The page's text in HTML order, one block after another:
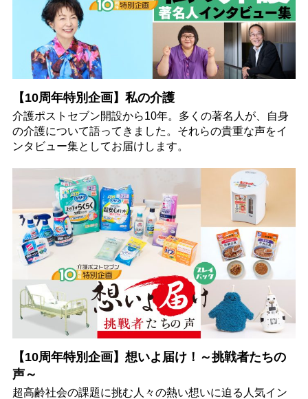
【10周年特別企画】私の介護
介護ポストセブン開設から10年。多くの著名人が、自身
の介護について語ってきました。それらの貴重な声をイ
ンタビュー集としてお届けします。
【10周年特別企画】想いよ届け！～挑戦者たちの
声～
超高齢社会の課題に挑む人々の熱い想いに迫る人気イン